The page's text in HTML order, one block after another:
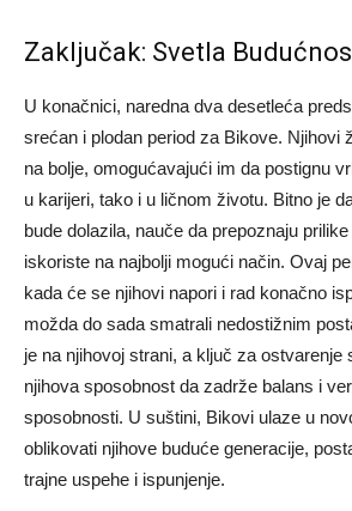
Zaključak: Svetla
U konačnici, naredna dva desetleća
srećan i plodan period za Bikove. Njihovi
na bolje, omogućavajući im da postignu
u karijeri, tako i u ličnom životu. Bitno je
bude dolazila, nauče da prepoznaju
iskoriste na najbolji mogući način. Ovaj
kada će se njihovi napori i rad konačno
možda do sada smatrali nedostižnim
je na njihovoj strani, a ključ za ostvarenje
njihova sposobnost da zadrže balans i
sposobnosti. U suštini, Bikovi ulaze u
oblikovati njihove buduće generacije,
trajne uspehe i ispunjenje.